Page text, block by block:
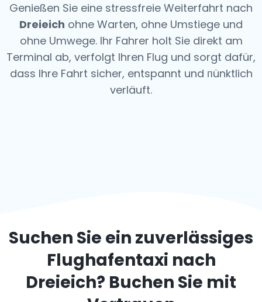
Genießen Sie eine stressfreie Weiterfahrt nach
Dreieich ohne Warten, ohne Umstiege und
ohne Umwege.Ihr Fahrer holt Sie direkt am
Terminal ab, verfolgt Ihren Flug und sorgt dafür,
dass Ihre Fahrt sicher, entspannt und пünktlich
verläuft.
Suchen Sie ein zuverlässiges
Flughafentaxi nach
Dreieich? Buchen Sie mit